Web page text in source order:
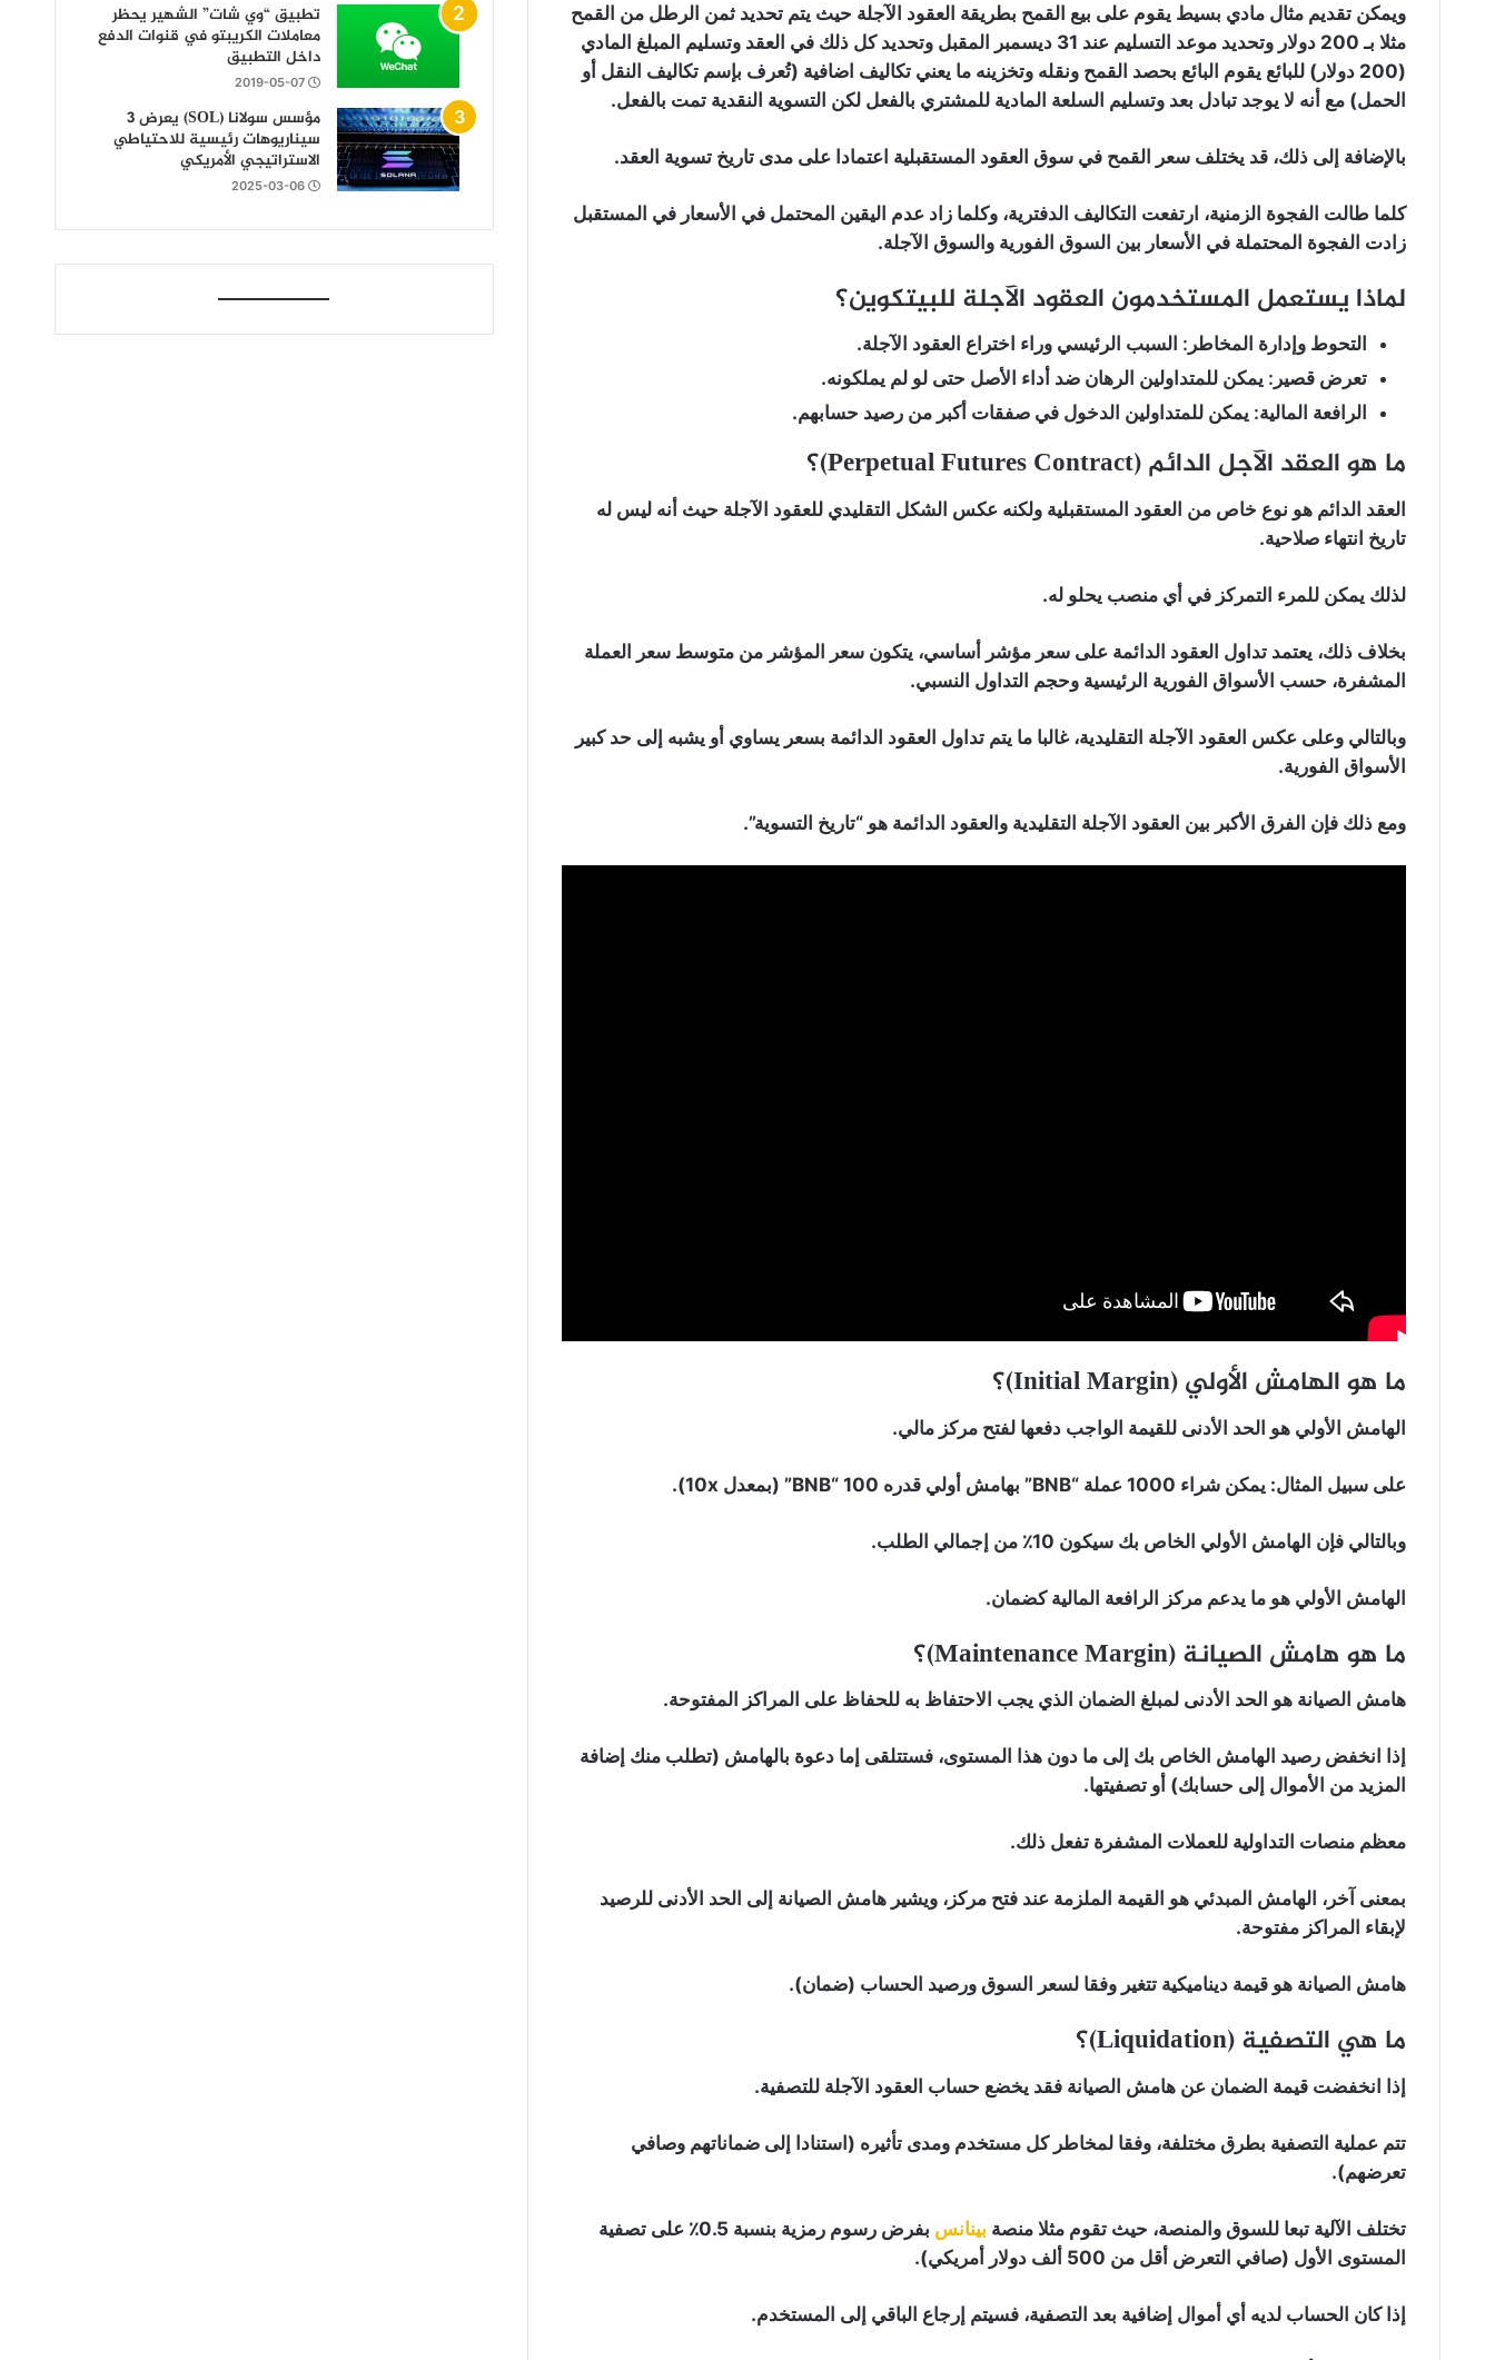
ويمكن تقديم مثال مادي بسيط يقوم على بيع القمح بطريقة العقود الآجلة حيث يتم تحديد ثمن الرطل من القمح
مثلا بـ 200 دولار وتحديد موعد التسليم عند 31 ديسمبر المقبل وتحديد كل ذلك في العقد وتسليم المبلغ المادي
(200 دولار) للبائع يقوم البائع بحصد القمح ونقله وتخزينه ما يعني تكاليف اضافية (تُعرف بإسم تكاليف النقل أو
الحمل) مع أنه لا يوجد تبادل بعد وتسليم السلعة المادية للمشتري بالفعل لكن التسوية النقدية تمت بالفعل.
بالإضافة إلى ذلك، قد يختلف سعر القمح في سوق العقود المستقبلية اعتمادا على مدى تاريخ تسوية العقد.
كلما طالت الفجوة الزمنية، ارتفعت التكاليف الدفترية، وكلما زاد عدم اليقين المحتمل في الأسعار في المستقبل
زادت الفجوة المحتملة في الأسعار بين السوق الفورية والسوق الآجلة.
لماذا يستعمل المستخدمون العقود الآجلة للبيتكوين؟
التحوط وإدارة المخاطر: السبب الرئيسي وراء اختراع العقود الآجلة.
تعرض قصير: يمكن للمتداولين الرهان ضد أداء الأصل حتى لو لم يملكونه.
الرافعة المالية: يمكن للمتداولين الدخول في صفقات أكبر من رصيد حسابهم.
ما هو العقد الآجل الدائم (Perpetual Futures Contract)؟
العقد الدائم هو نوع خاص من العقود المستقبلية ولكنه عكس الشكل التقليدي للعقود الآجلة حيث أنه ليس له
تاريخ انتهاء صلاحية.
لذلك يمكن للمرء التمركز في أي منصب يحلو له.
بخلاف ذلك، يعتمد تداول العقود الدائمة على سعر مؤشر أساسي، يتكون سعر المؤشر من متوسط سعر العملة
المشفرة، حسب الأسواق الفورية الرئيسية وحجم التداول النسبي.
وبالتالي وعلى عكس العقود الآجلة التقليدية، غالبا ما يتم تداول العقود الدائمة بسعر يساوي أو يشبه إلى حد كبير
الأسواق الفورية.
ومع ذلك فإن الفرق الأكبر بين العقود الآجلة التقليدية والعقود الدائمة هو “تاريخ التسوية”.
ما هو الهامش الأولي (Initial Margin)؟
الهامش الأولي هو الحد الأدنى للقيمة الواجب دفعها لفتح مركز مالي.
على سبيل المثال: يمكن شراء 1000 عملة “BNB” بهامش أولي قدره 100 “BNB” (بمعدل 10x).
وبالتالي فإن الهامش الأولي الخاص بك سيكون 10٪ من إجمالي الطلب.
الهامش الأولي هو ما يدعم مركز الرافعة المالية كضمان.
ما هو هامش الصيانة (Maintenance Margin)؟
هامش الصيانة هو الحد الأدنى لمبلغ الضمان الذي يجب الاحتفاظ به للحفاظ على المراكز المفتوحة.
إذا انخفض رصيد الهامش الخاص بك إلى ما دون هذا المستوى، فستتلقى إما دعوة بالهامش (تطلب منك إضافة
المزيد من الأموال إلى حسابك) أو تصفيتها.
معظم منصات التداولية للعملات المشفرة تفعل ذلك.
بمعنى آخر، الهامش المبدئي هو القيمة الملزمة عند فتح مركز، ويشير هامش الصيانة إلى الحد الأدنى للرصيد
لإبقاء المراكز مفتوحة.
هامش الصيانة هو قيمة ديناميكية تتغير وفقا لسعر السوق ورصيد الحساب (ضمان).
ما هي التصفية (Liquidation)؟
إذا انخفضت قيمة الضمان عن هامش الصيانة فقد يخضع حساب العقود الآجلة للتصفية.
تتم عملية التصفية بطرق مختلفة، وفقا لمخاطر كل مستخدم ومدى تأثيره (استنادا إلى ضماناتهم وصافي
تعرضهم).
تختلف الآلية تبعا للسوق والمنصة، حيث تقوم مثلا منصة بينانس
بفرض رسوم رمزية بنسبة 0.5٪ على تصفية
المستوى الأول (صافي التعرض أقل من 500 ألف دولار أمريكي).
إذا كان الحساب لديه أي أموال إضافية بعد التصفية، فسيتم إرجاع الباقي إلى المستخدم.
تطبيق “وي شات” الشهير يحظر
معاملات الكريبتو في قنوات الدفع
داخل التطبيق
2019-05-07
مؤسس سولانا (SOL) يعرض 3
سيناريوهات رئيسية للاحتياطي
الاستراتيجي الأمريكي
2025-03-06